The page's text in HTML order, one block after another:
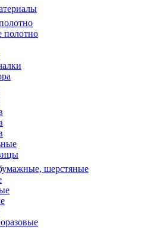
полотно
шерстяные